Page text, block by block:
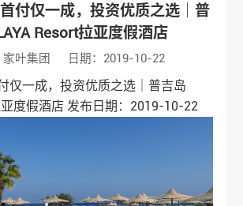
付仅一成，投资优质之选｜普
Resort拉亚度假酒店
叶集团 日期：2019-10-22
仅一成，投资优质之选｜普吉岛
亚度假酒店 发布日期：2019-10-22